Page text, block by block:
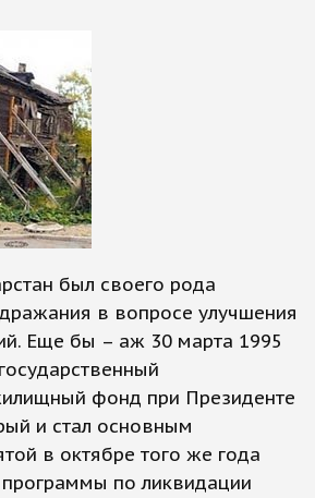
был своего рода
в вопросе улучшения
Еще бы – аж 30 марта 1995
фонд при Президенте
и стал основным
в октябре того же года
программы по ликвидации